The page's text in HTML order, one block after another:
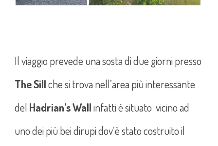
Il viaggio prevede una sosta di due giorni presso
The Sillche si trova nell’area più interessante
del Hadrian’s Wallinfatti è situato vicino ad
uno dei più bei dirupi dov’è stato costruito il